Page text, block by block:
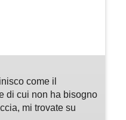
come il
di cui non ha bisogno
mi trovate su